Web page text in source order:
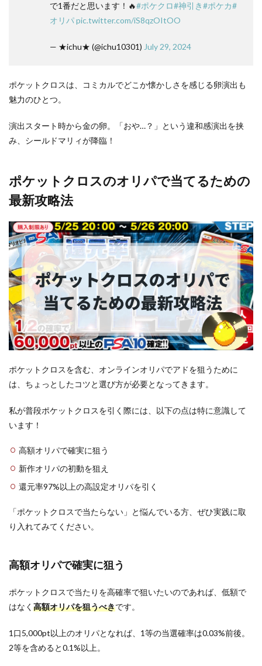
で1番だと思います！🔥#ポケクロ#神引き#ポケカ#
オリパpic.twitter.com/iS8qzOItOO
— ★ichu★ (@ichu10301) July 29, 2024
ポケットクロスは、コミカルでどこか懐かしさを感じる卵演出も
魅力のひとつ。
演出スタート時から金の卵。「おや…？」という違和感演出を挟
み、シールドマリィが降臨！
ポケットクロスのオリパで当てるための
最新攻略法
ポケットクロスを含む、オンラインオリパでアドを狙うために
は、ちょっとしたコツと選び方が必要となってきます。
私が普段ポケットクロスを引く際には、以下の点は特に意識して
います！
高額オリパで確実に狙う
新作オリパの初動を狙え
還元率97%以上の高設定オリパを引く
「ポケットクロスで当たらない」と悩んでいる方、ぜひ実践に取
り入れてみてください。
高額オリパで確実に狙う
ポケットクロスで当たりを高確率で狙いたいのであれば、低額で
はなく 高額オリパを狙うべきです。
1口5,000pt以上のオリパとなれば、1等の当選確率は0.03%前後。
2等を含めると0.1%以上。